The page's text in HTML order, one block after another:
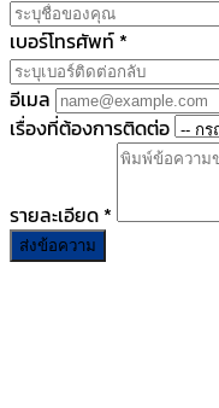
เบอร์โทรศัพท์ *
อีเมล
เรื่องที่ต้องการติดต่อ
รายละเอียด *